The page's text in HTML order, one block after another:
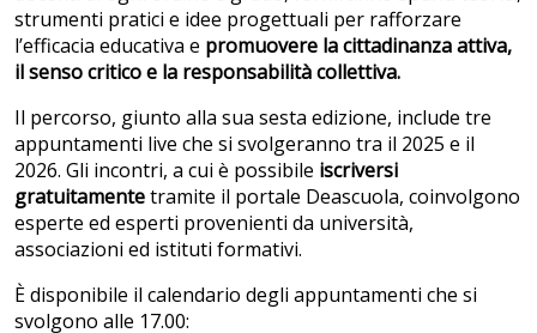
strumenti pratici e idee progettuali per rafforzare
l’efficacia educativa e promuovere la cittadinanza attiva,
il senso critico e la responsabilità collettiva.
Il percorso, giunto alla sua sesta edizione, include tre
appuntamenti live che si svolgeranno tra il 2025 e il
2026. Gli incontri, a cui è possibile iscriversi
gratuitamentetramite il portale Deascuola, coinvolgono
esperte ed esperti provenienti da università,
associazioni ed istituti formativi.
È disponibile il calendario degli appuntamenti che si
svolgono alle 17.00: